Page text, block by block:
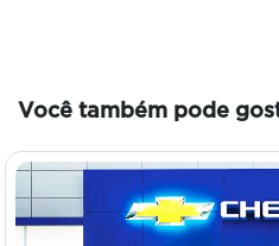
Você também pode